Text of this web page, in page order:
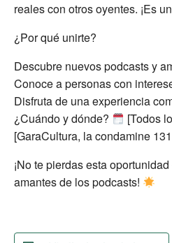
reales con otros oyentes. ¡Es
¿Por qué unirte?
Descubre nuevos podcasts y
Conoce a personas con
Disfruta de una experiencia
¿Cuándo y dónde?
[Todos
[GaraCultura, la condamine
¡No te pierdas esta
amantes de los podcasts!